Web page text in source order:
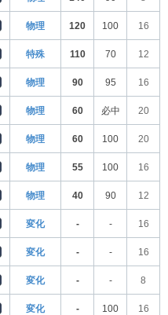
物理 120 100 16
特殊 110 70 12
物理 90 95 16
物理 60 必中 20
物理 60 100 20
物理 55 100 16
物理 40 90 12
変化 - - 16
変化 - - 16
変化 - - 8
変化 - 100 16